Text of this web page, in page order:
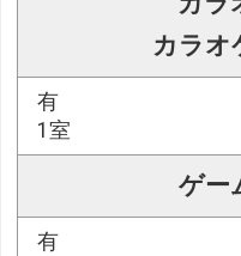
カラオ
有
1室
ゲー
有